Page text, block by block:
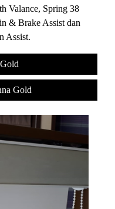
Valance, Spring 38
& Brake Assist dan
Assist.
Gold